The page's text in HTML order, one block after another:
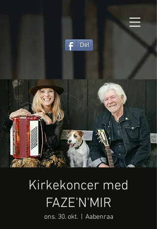
Del
Kirkekoncer med
FAZE'N'MIR
ons. 30. okt. Aabenraa